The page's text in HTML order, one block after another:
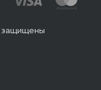
защищены